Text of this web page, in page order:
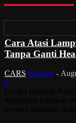
Cara Atasi
Tanpa Ganti
CARS tinusoke -
0